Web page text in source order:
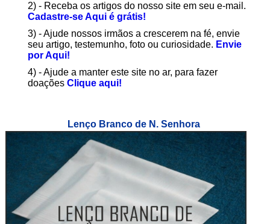
2) - Receba os artigos do nosso site em seu e-mail.
Cadastre-se Aqui é grátis!
3) - Ajude nossos irmãos a crescerem na fé, envie
seu artigo, testemunho, foto ou curiosidade. Envie
por Aqui!
4) - Ajude a manter este site no ar, para fazer
doações Clique aqui!
Lenço Branco de N. Senhora